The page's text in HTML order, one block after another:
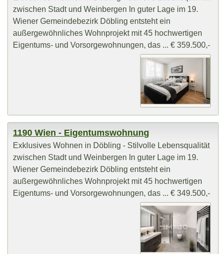
zwischen Stadt und Weinbergen In guter Lage im 19.
Wiener Gemeindebezirk Döbling entsteht ein
außergewöhnliches Wohnprojekt mit 45 hochwertigen
Eigentums- und Vorsorgewohnungen, das ... € 359.500,-
1190 Wien - Eigentumswohnung
Exklusives Wohnen in Döbling - Stilvolle Lebensqualität
zwischen Stadt und Weinbergen In guter Lage im 19.
Wiener Gemeindebezirk Döbling entsteht ein
außergewöhnliches Wohnprojekt mit 45 hochwertigen
Eigentums- und Vorsorgewohnungen, das ... € 349.500,-